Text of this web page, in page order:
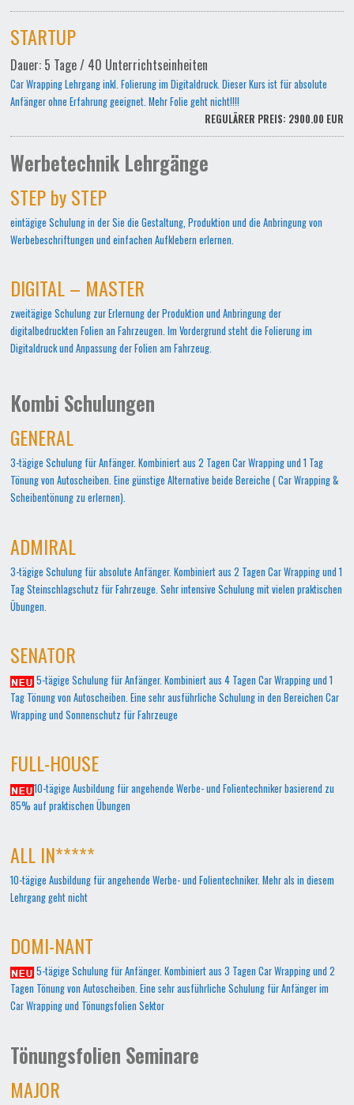
STARTUP
Dauer: 5 Tage / 40 Unterrichtseinheiten
Car Wrapping Lehrgang inkl. Folierung im Digitaldruck. Dieser Kurs ist für absolute
Anfänger ohne Erfahrung geeignet. Mehr Folie geht nicht!!!!
REGULÄRER PREIS: 2900.00 EUR
Werbetechnik Lehrgänge
STEP by STEP
eintägige Schulung in der Sie die Gestaltung, Produktion und die Anbringung von
Werbebeschriftungen und einfachen Aufklebern erlernen.
DIGITAL – MASTER
zweitägige Schulung zur Erlernung der Produktion und Anbringung der
digitalbedruckten Folien an Fahrzeugen. Im Vordergrund steht die Folierung im
Digitaldruck und Anpassung der Folien am Fahrzeug.
Kombi Schulungen
GENERAL
3-tägige Schulung für Anfänger. Kombiniert aus 2 Tagen Car Wrapping und 1 Tag
Tönung von Autoscheiben. Eine günstige Alternative beide Bereiche ( Car Wrapping &
Scheibentönung zu erlernen).
ADMIRAL
3-tägige Schulung für absolute Anfänger. Kombiniert aus 2 Tagen Car Wrapping und 1
Tag Steinschlagschutz für Fahrzeuge. Sehr intensive Schulung mit vielen praktischen
Übungen.
SENATOR
5-tägige Schulung für Anfänger. Kombiniert aus 4 Tagen Car Wrapping und 1
Tag Tönung von Autoscheiben. Eine sehr ausführliche Schulung in den Bereichen Car
Wrapping und Sonnenschutz für Fahrzeuge
FULL-HOUSE
10-tägige Ausbildung für angehende Werbe- und Folientechniker basierend zu
85% auf praktischen Übungen
ALL IN*****
10-tägige Ausbildung für angehende Werbe- und Folientechniker. Mehr als in diesem
Lehrgang geht nicht
DOMI-NANT
5-tägige Schulung für Anfänger. Kombiniert aus 3 Tagen Car Wrapping und 2
Tagen Tönung von Autoscheiben. Eine sehr ausführliche Schulung für Anfänger im
Car Wrapping und Tönungsfolien Sektor
Tönungsfolien Seminare
MAJOR